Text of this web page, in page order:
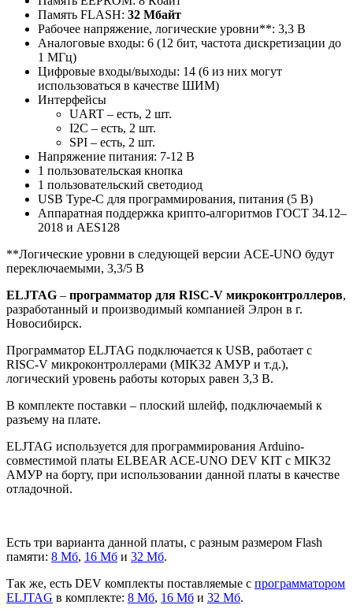
Память FLASH: 32 Мбайт
Рабочее напряжение, логические уровни**: 3,3 В
Аналоговые входы: 6 (12 бит, частота дискретизации до
1 МГц)
Цифровые входы/выходы: 14 (6 из них могут
использоваться в качестве ШИМ)
Интерфейсы
UART – есть, 2 шт.
I2C – есть, 2 шт.
SPI – есть, 2 шт.
Напряжение питания: 7-12 В
1 пользовательская кнопка
1 пользовательский светодиод
USB Type-C для программирования, питания (5 В)
Аппаратная поддержка крипто-алгоритмов ГОСТ 34.12–
2018 и AES128
**Логические уровни в следующей версии ACE-UNO будут
переключаемыми, 3,3/5 В
ELJTAG – программатор для RISC-V микроконтроллеров,
разработанный и производимый компанией Элрон в г.
Новосибирск.
Программатор ELJTAG подключается к USB, работает с
RISC-V микроконтроллерами (MIK32 АМУР и т.д.),
логический уровень работы которых равен 3,3 В.
В комплекте поставки – плоский шлейф, подключаемый к
разъему на плате.
ELJTAG используется для программирования Arduino-
совместимой платы ELBEAR ACE-UNO DEV KIT с MIK32
АМУР на борту, при использовании данной платы в качестве
отладочной.
Есть три варианта данной платы, с разным размером Flash
памяти: 8 Мб, 16 Мб и 32 Мб.
Так же, есть DEV комплекты поставляемые с программатором
ELJTAG в комплекте: 8 Мб, 16 Мб и 32 Мб.